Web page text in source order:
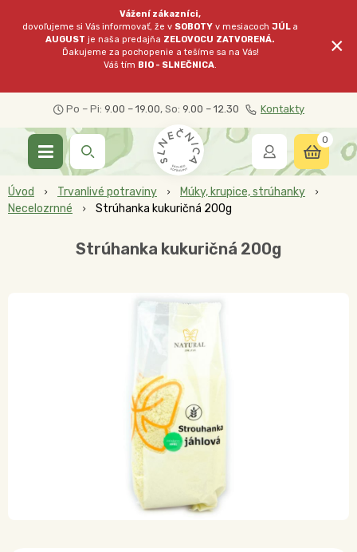
Vážení zákazníci,
dovoľujeme si Vás informovať, že v SOBOTY v mesiacochJÚL a
AUGUST je naša predajňa ZELOVOCU ZATVORENÁ.
Ďakujeme za pochopenie a tešíme sa na Vás!
Váš tím BIO - SLNEČNICA.
×
Po – Pi: 9.00 – 19.00, So: 9.00 – 12.30 Kontakty
0
Úvod Trvanlivé potraviny
Múky, krupice, strúhanky
Necelozrnné
Strúhanka kukuričná 200g
Strúhanka kukuričná 200g